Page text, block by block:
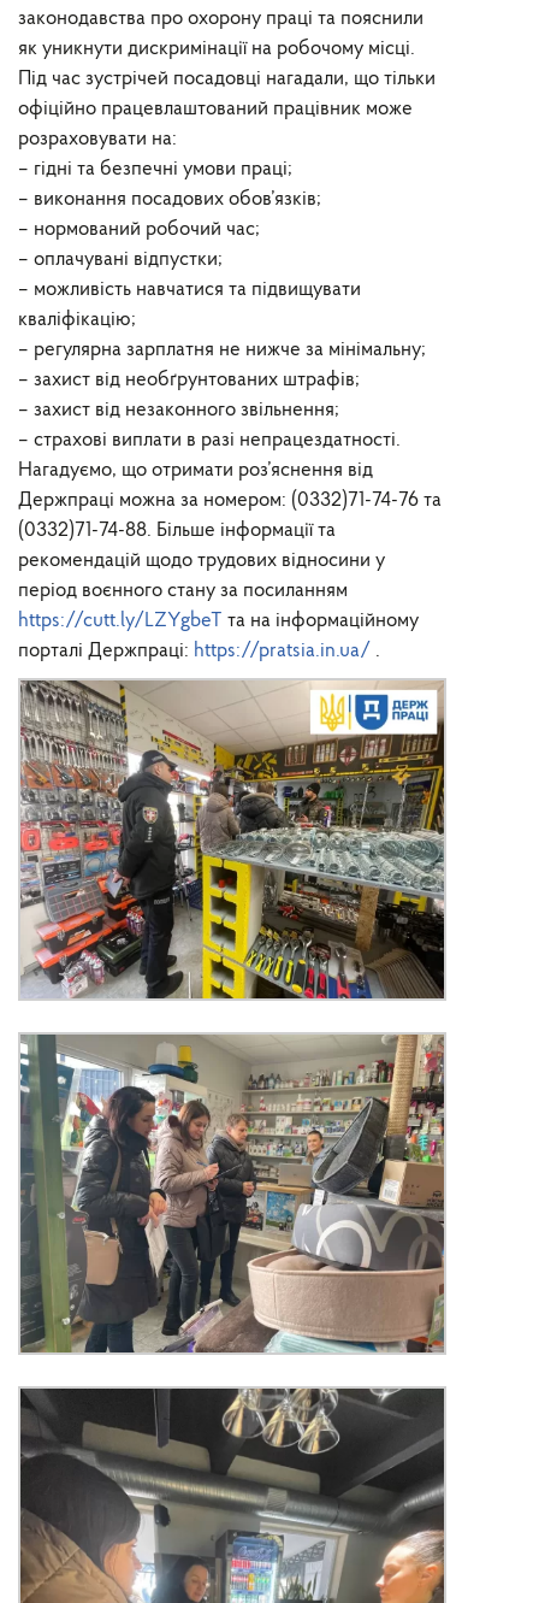
законодавства про охорону праці та пояснили
як уникнути дискримінації на робочому місці.
Під час зустрічей посадовці нагадали, що тільки
офіційно працевлаштований працівник може
розраховувати на:
– гідні та безпечні умови праці;
– виконання посадових обов’язків;
– нормований робочий час;
– оплачувані відпустки;
– можливість навчатися та підвищувати
кваліфікацію;
– регулярна зарплатня не нижче за мінімальну;
– захист від необґрунтованих штрафів;
– захист від незаконного звільнення;
– страхові виплати в разі непрацездатності.
Нагадуємо, що отримати роз’яснення від
Держпраці можна за номером: (0332)71-74-76 та
(0332)71-74-88. Більше інформації та
рекомендацій щодо трудових відносини у
період воєнного стану за посиланням
https://cutt.ly/LZYgbeT та на інформаційному
порталі Держпраці: https://pratsia.in.ua/ .